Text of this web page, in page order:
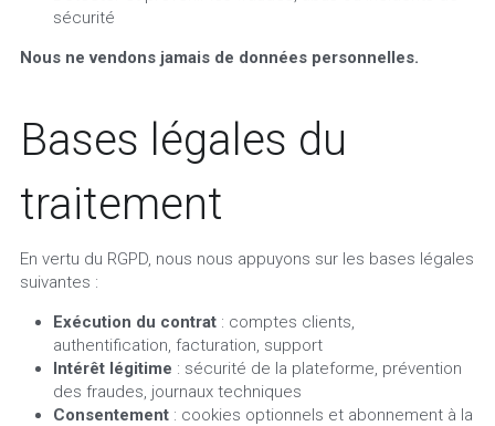
sécurité
Nous ne vendons jamais de données personnelles.
Bases légales du
traitement
En vertu du RGPD, nous nous appuyons sur les bases légales
suivantes :
Exécution du contrat : comptes clients,
authentification, facturation, support
Intérêt légitime : sécurité de la plateforme, prévention
des fraudes, journaux techniques
Consentement : cookies optionnels et abonnement à la